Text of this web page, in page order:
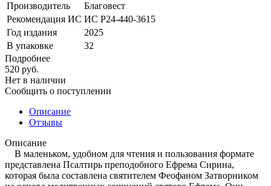
Производитель
Благовест
Рекомендация ИС ИС Р24-440-3615
Год издания
2025
В упаковке
32
Подробнее
520 руб.
Нет в наличии
Сообщить о поступлении
Описание
Отзывы
Описание
В маленьком, удобном для чтения и пользования формате
представлена Псалтирь преподобного Ефрема Сирина,
которая была составлена святителем Феофаном Затворником